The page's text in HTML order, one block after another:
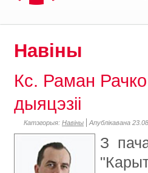
Навіны
Кс. Раман
дыяцэзіі
Катэгорыя: Навіны Апублікавана
З